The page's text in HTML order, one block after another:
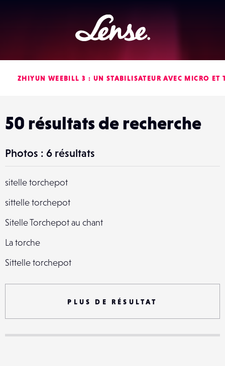
Lense
ZHIYUN WEEBILL 3 : UN STABILISATEUR AVEC MICRO ET
50 résultats de recherche
Photos : 6 résultats
sitelle torchepot
sittelle torchepot
Sitelle Torchepot au chant
La torche
Sittelle torchepot
Yeti Art
PLUS DE RÉSULTAT